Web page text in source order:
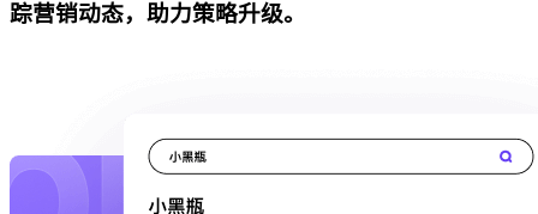
踪营销动态，助力策略升级。